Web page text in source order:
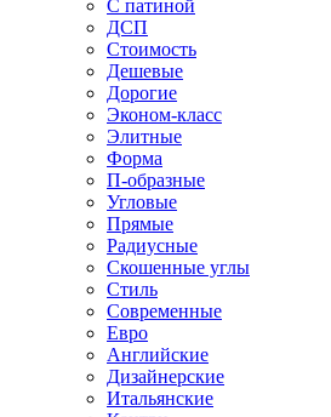
С патиной
ДСП
Стоимость
Дешевые
Дорогие
Эконом-класс
Элитные
Форма
П-образные
Угловые
Прямые
Радиусные
Скошенные углы
Стиль
Современные
Евро
Английские
Дизайнерские
Итальянские